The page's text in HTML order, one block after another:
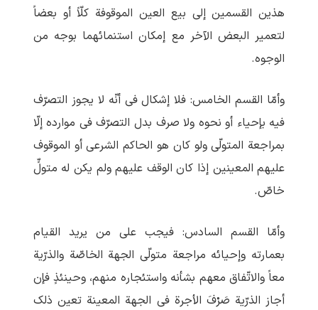
هذین القسمین إلی بیع العین الموقوفة کلّاً أو بعضاً
لتعمیر البعض الآخر مع إمکان استنمائهما بوجه من
الوجوه.
وأمّا القسم الخامس: فلا إشکال فی أنّه لا یجوز التصرّف
فیه بإحیاء أو نحوه ولا صرف بدل التصرّف فی موارده إلّا
بمراجعة المتولّی ولو کان هو الحاکم الشرعی أو الموقوف
علیهم المعینین إذا کان الوقف علیهم ولم یکن له متولٍّ
خاصّ.
وأمّا القسم السادس: فیجب علی من یرید القیام
بعمارته وإحیائه مراجعة متولّی الجهة الخاصّة والذرّیة
معاً والاتّفاق معهم بشأنه واستئجاره منهم، وحینئذٍ فإن
أجاز الذرّیة صَرْفَ الأجرة فی الجهة المعینة تعین ذلک